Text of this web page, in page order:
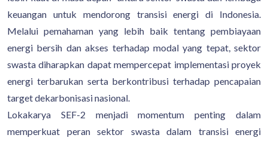
keuangan untuk mendorong transisi energi di Indonesia.
Melalui pemahaman yang lebih baik tentang pembiayaan
energi bersih dan akses terhadap modal yang tepat, sektor
swasta diharapkan dapat mempercepat implementasi proyek
energi terbarukan serta berkontribusi terhadap pencapaian
target dekarbonisasi nasional.
Lokakarya SEF-2 menjadi momentum penting dalam
memperkuat peran sektor swasta dalam transisi energi